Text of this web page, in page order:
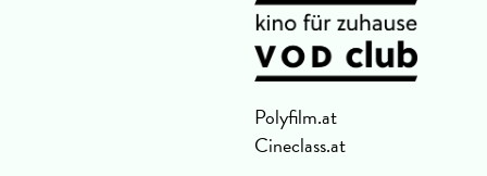
Polyfilm.at
Cineclass.at